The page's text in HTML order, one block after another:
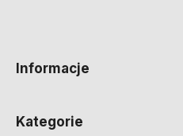
Informacje
Kategorie